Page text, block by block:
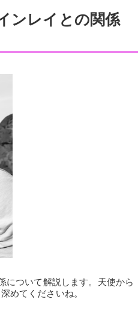
ンレイとの関係
について解説します。天使から
めてくださいね。